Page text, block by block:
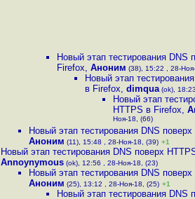
Новый этап тестирования DNS
Firefox, Аноним (38), 15:22 , 28-
Новый этап
в Firefox, dimqua (ok),
Новый этап
HTTPS в Firefox,
Ноя-18, (66)
Новый этап тестирования DNS
Аноним (11), 15:48 , 28-Ноя-18, (39) +1
Новый этап тестирования DNS поверх
Annoynymous (ok), 12:56 , 28-Ноя-18, (23)
Новый этап тестирования DNS
Аноним (25), 13:12 , 28-Ноя-18, (25) +1
Новый этап тестирования DNS